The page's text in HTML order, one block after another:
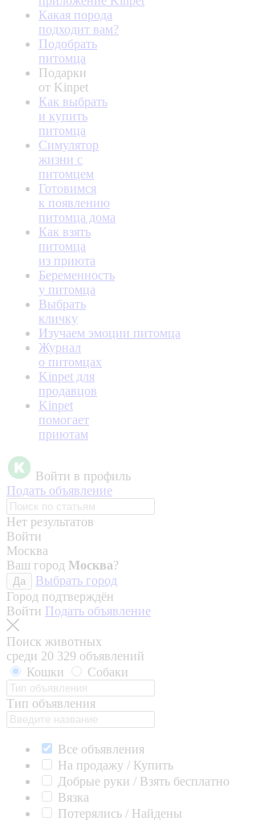
Какая порода
подходит вам?
Подобрать
питомца
Подарки
от Kinpet
Как выбрать
и купить
питомца
Симулятор
жизни с
питомцем
Готовимся
к появлению
питомца дома
Как взять
питомца
из приюта
Беременность
у питомца
Выбрать
кличку
Изучаем эмоции питомца
Журнал
о питомцах
Kinpet для
продавцов
Kinpet
помогает
приютам
Войти в профиль
Подать объявление
Нет результатов
Войти
Москва
Ваш город Москва?
Да
Выбрать город
Город подтверждён
Войти Подать объявление
Поиск животных
среди 20 329 объявлений
Кошки
Собаки
Тип объявления
Все объявления
На продажу / Купить
Добрые руки / Взять бесплатно
Вязка
Потерялись / Найдены